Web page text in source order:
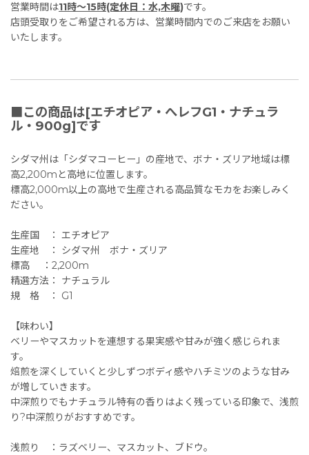
営業時間は11時〜15時(定休日：水,木曜)です。
店頭受取りをご希望される方は、営業時間内でのご来店をお願い
いたします。
■この商品は[エチオピア・へレフG1・ナチュラ
ル・900g]です
シダマ州は「シダマコーヒー」の産地で、ボナ・ズリア地域は標
高2,200mと高地に位置します。
標高2,000m以上の高地で生産される高品質なモカをお楽しみく
ださい。
生産国 ： エチオピア
生産地 ： シダマ州 ボナ・ズリア
標高 ：2,200m
精選方法： ナチュラル
規 格 ： G1
【味わい】
ベリーやマスカットを連想する果実感や甘みが強く感じられま
す。
焙煎を深くしていくと少しずつボディ感やハチミツのような甘み
が増していきます。
中深煎りでもナチュラル特有の香りはよく残っている印象で、浅煎
り?中深煎りがおすすめです。
浅煎り ：ラズベリー、マスカット、ブドウ。